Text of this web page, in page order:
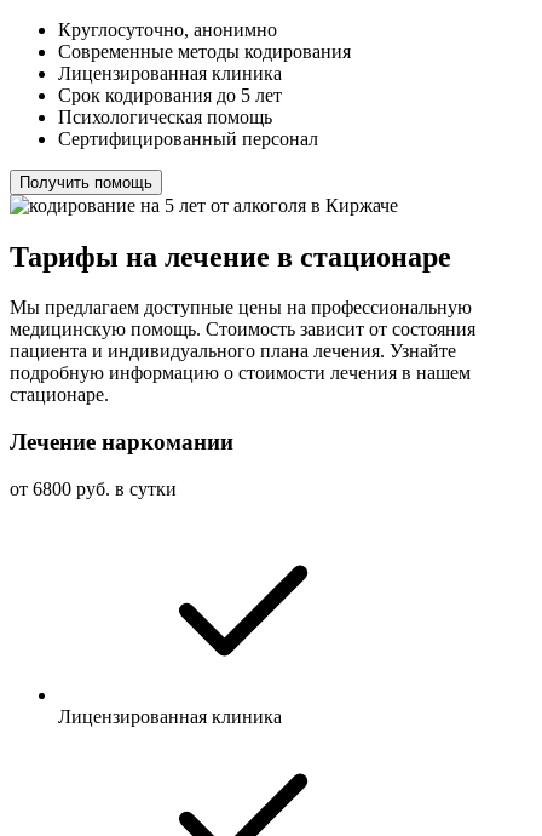
Круглосуточно, анонимно
Современные методы кодирования
Лицензированная клиника
Срок кодирования до 5 лет
Психологическая помощь
Сертифицированный персонал
Получить помощь
Тарифы на лечение в стационаре
Мы предлагаем доступные цены на профессиональную
медицинскую помощь. Стоимость зависит от состояния
пациента и индивидуального плана лечения. Узнайте
подробную информацию о стоимости лечения в нашем
стационаре.
Лечение наркомании
от 6800 руб. в сутки
Лицензированная клиника